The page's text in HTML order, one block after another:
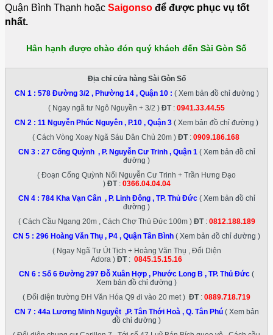
Quận Bình Thạnh hoặc Saigonso để được phục vụ tốt
nhất.
Hân hạnh được chào đón quý khách đến Sài Gòn Số
Địa chỉ cửa hàng Sài Gòn Số
CN 1 : 578 Đường 3/2 , Phường 14 , Quận 10: ( Xem bản đồ chỉ đường )
( Ngay ngã tư Ngô Nguyền + 3/2 ) ĐT: 0941.33.44.55
CN 2 : 11 Nguyễn Phúc Nguyên , P.10 , Quận 3 ( Xem bản đồ chỉ đường )
( Cách Vòng Xoay Ngã Sáu Dân Chủ 20m ) ĐT: 0909.186.168
CN 3 : 27 Cống Quỳnh , P. Nguyễn Cư Trinh , Quận 1 ( Xem bản đồ chỉ
đường )
( Đoạn Cống Quỳnh Nối Nguyễn Cư Trinh + Trần Hưng Đạo
) ĐT: 0366.04.04.04
CN 4 : 784 Kha Vạn Cân , P. Linh Đông , TP. Thủ Đức( Xem bản đồ chỉ
đường )
( Cách Cầu Ngang 20m , Cách Chợ Thủ Đức 100m ) ĐT: 0812.188.189
CN 5 : 296 Hoàng Văn Thụ , P4 , Quận Tân Bình ( Xem bản đồ chỉ đường )
( Ngay Ngã Tư Út Tịch + Hoàng Văn Thụ , Đối Diện
Adora ) ĐT: 0845.15.15.16
CN 6 : Số 6 Đường 297 Đỗ Xuân Hợp , Phước Long B , TP. Thủ Đức (
Xem bản đồ chỉ đường )
( Đối diện trường ĐH Văn Hóa Q9 đi vào 20 met ) ĐT: 0889.718.719
CN 7 : 44a Lương Minh Nguyệt ,P. Tân Thới Hoà , Q. Tân Phú ( Xem bản
đồ chỉ đường )